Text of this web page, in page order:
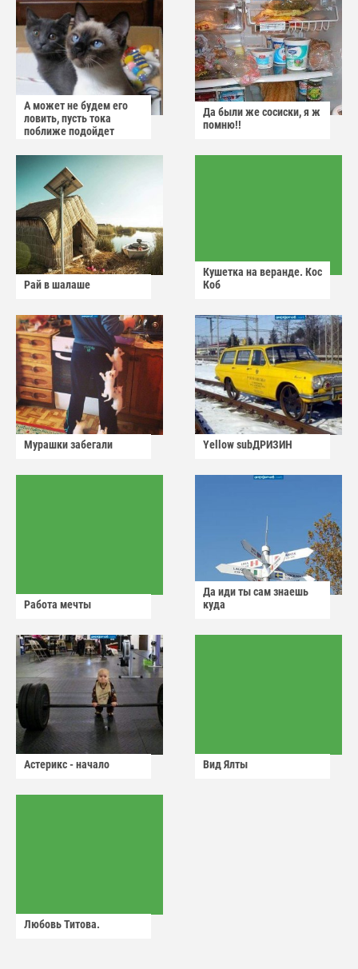
А может не будем его
ловить, пусть тока
поближе подойдет
Да были же сосиски, я ж
помню!!
Рай в шалаше
Кушетка на веранде. Кос
Коб
Мурашки забегали Yellow subДРИЗИН
Работа мечты
Да иди ты сам знаешь
куда
Астерикс - начало Вид Ялты
Любовь Титова.